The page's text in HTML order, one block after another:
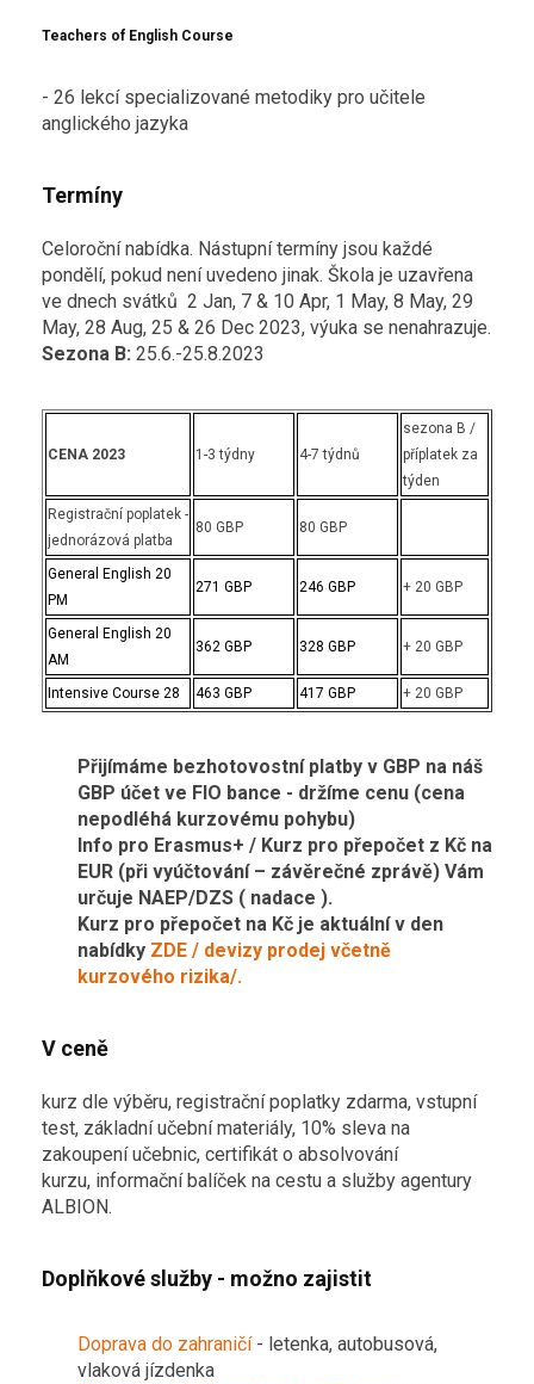
Teachers of English Course
- 26 lekcí specializované metodiky pro učitele
anglického jazyka
Termíny
Celoroční nabídka. Nástupní termíny jsou každé
pondělí, pokud není uvedeno jinak. Škola je uzavřena
ve dnech svátků 2 Jan, 7 & 10 Apr, 1 May, 8 May, 29
May, 28 Aug, 25 & 26 Dec 2023, výuka se nenahrazuje.
Sezona B: 25.6.-25.8.2023
CENA 2023 1-3 týdny 4-7 týdnů
sezona B /
příplatek za
týden
Registrační poplatek -
jednorázová platba
80 GBP 80 GBP
General English 20
PM
271 GBP 246 GBP + 20 GBP
General English 20
AM
362 GBP 328 GBP + 20 GBP
Intensive Course 28 463 GBP 417 GBP + 20 GBP
Přijímáme bezhotovostní platby v GBP na náš
GBP účet ve FIO bance - držíme cenu (cena
nepodléhá kurzovému pohybu)
Info pro Erasmus+ / Kurz pro přepočet z Kč na
EUR (při vyúčtování – závěrečné zprávě) Vám
určuje NAEP/DZS ( nadace ).
Kurz pro přepočet na Kč je aktuální v den
nabídky ZDE / devizy prodej včetně
kurzového rizika/.
V ceně
kurz dle výběru, registrační poplatky zdarma, vstupní
test, základní učební materiály, 10% sleva na
zakoupení učebnic, certifikát o absolvování
kurzu, informační balíček na cestu a služby agentury
ALBION.
Doplňkové služby - možno zajistit
Doprava do zahraničí- letenka, autobusová,
vlaková jízdenka